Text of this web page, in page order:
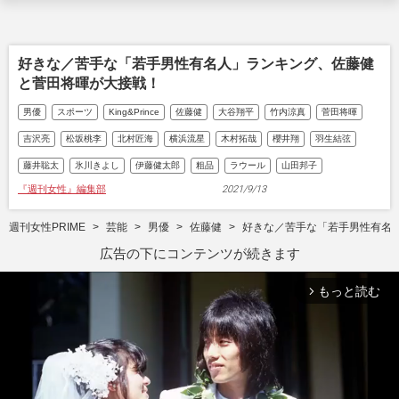
好きな／苦手な「若手男性有名人」ランキング、佐藤健
と菅田将暉が大接戦！
男優 スポーツ King&Prince 佐藤健 大谷翔平 竹内涼真 菅田将暉
吉沢亮 松坂桃李 北村匠海 横浜流星 木村拓哉 櫻井翔 羽生結弦
藤井聡太 氷川きよし 伊藤健太郎 粗品 ラウール 山田邦子
『週刊女性』編集部 2021/9/13
週刊女性PRIME 芸能 男優 佐藤健 好きな／苦手な「若手男性有名
広告の下にコンテンツが続きます
arrow_forward_ios もっと読む